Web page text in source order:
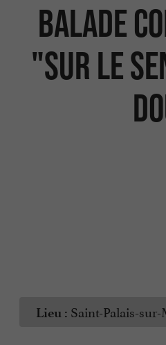
Balade
"Sur le
Lieu : Saint-Palais-